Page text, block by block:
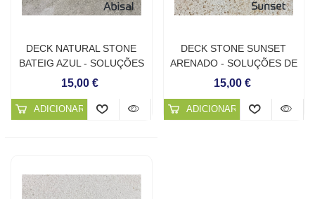
DECK NATURAL STONE
BATEIG AZUL - SOLUÇÕES
DE PEDRA NATURAL
15,00 €
ADICIONAR AO CARRINHO
DECK STONE SUNSET
ARENADO - SOLUÇÕES DE
PEDRA NATURAL
15,00 €
ADICIONAR AO CARRINHO